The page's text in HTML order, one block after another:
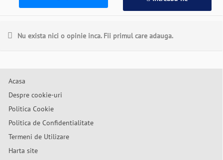
Nu exista nici o opinie inca. Fii primul care adauga.
Acasa
Despre cookie-uri
Politica Cookie
Politica de Confidentialitate
Termeni de Utilizare
Harta site